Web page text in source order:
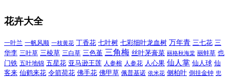
花卉大全
一叶兰 一帆风顺 一枝黄花 丁香花 七叶树 七彩细叶龙血树 万年青 三七花 三
华李 三叶草 三棱草 三白草 三色堇 三角梅 丝叶茅膏菜 丽格秋海棠 丽蚌草 也
门铁 五叶地锦 五星花 亚马逊王莲 人参榕 人参花 人心果 仙人掌 仙人球 仙
客来 仙鹤来花 令箭荷花 佛手花 佛甲草 佩普基诺 依米花 侧柏叶 倒挂金钟 兜